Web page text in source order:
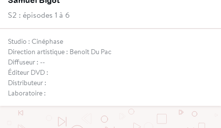
S2 : épisodes 1 à 6
Studio : Cinéphase
Direction artistique : Benoît Du Pac
Diffuseur : --
Éditeur DVD :
Distributeur :
Laboratoire :